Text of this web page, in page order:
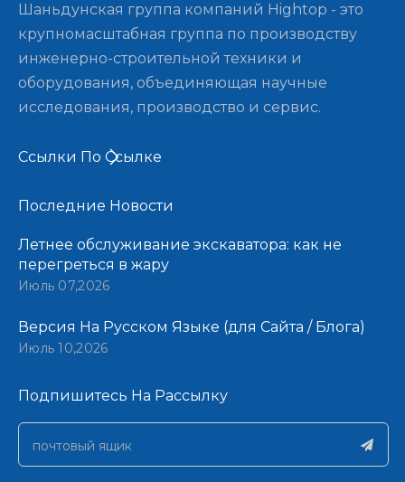
Шаньдунская группа компаний Hightop - это
крупномасштабная группа по производству
инженерно-строительной техники и
оборудования, объединяющая научные
исследования, производство и сервис.
Ссылки По Ссылке
Последние Новости​​​​​​​
Летнее обслуживание экскаватора: как не
перегреться в жару
Июль 07,2026
Версия На Русском Языке (для Сайта / Блога)
Июль 10,2026
Подпишитесь На Рассылку​​​​​​​